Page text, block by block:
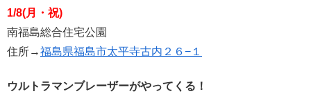
1/8(月・祝)
南福島総合住宅公園
住所→福島県福島市太平寺古内２６−１
ウルトラマンブレーザーがやってくる！